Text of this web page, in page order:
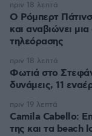
Ο Ρόμπερτ
και αναβιώνει
τηλεόρασης
πριν 18 λεπτά
Φωτιά στο
δυνάμεις, 11
πριν 18 λεπτά
Camila Cabello:
της και τα beach
πριν 19 λεπτά